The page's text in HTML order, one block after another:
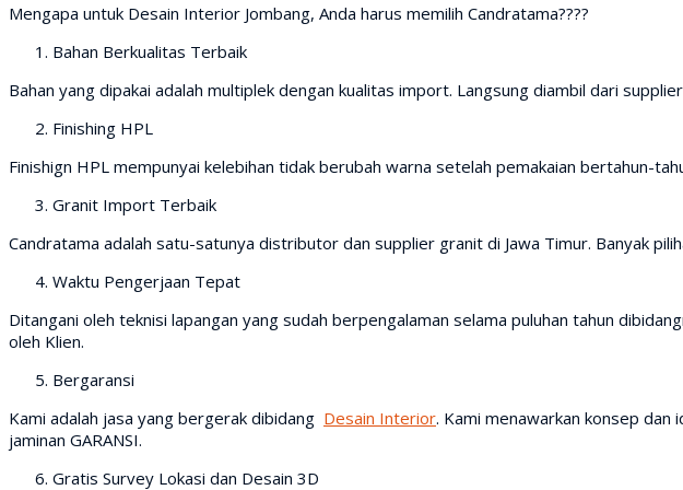
Mengapa untuk Desain Interior Jombang, Anda harus memilih Candratama????
Bahan Berkualitas Terbaik
Bahan yang dipakai adalah multiplek dengan kualitas import. Langsung diambil dari
Finishing HPL
Finishign HPL mempunyai kelebihan tidak berubah warna setelah pemakaian bertahun-
Granit Import Terbaik
Candratama adalah satu-satunya distributor dan supplier granit di Jawa Timur. Banyak
Waktu Pengerjaan Tepat
Ditangani oleh teknisi lapangan yang sudah berpengalaman selama puluhan tahun
oleh Klien.
Bergaransi
Kami adalah jasa yang bergerak dibidang Desain Interior. Kami menawarkan konsep dan
jaminan GARANSI.
Gratis Survey Lokasi dan Desain 3D